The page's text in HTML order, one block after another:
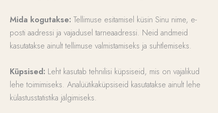
Mida kogutakse: Tellimuse esitamisel küsin Sinu nime, e-
posti aadressi ja vajadusel tarneaadressi. Neid andmeid
kasutatakse ainult tellimuse valmistamiseks ja suhtlemiseks.
Küpsised: Leht kasutab tehnilisi küpsiseid, mis on vajalikud
lehe toimimiseks. Analüütikaküpsiseid kasutatakse ainult lehe
külastusstatistika jälgimiseks.